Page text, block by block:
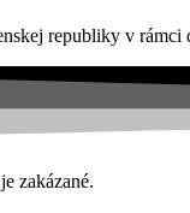
republiky v
zakázané.